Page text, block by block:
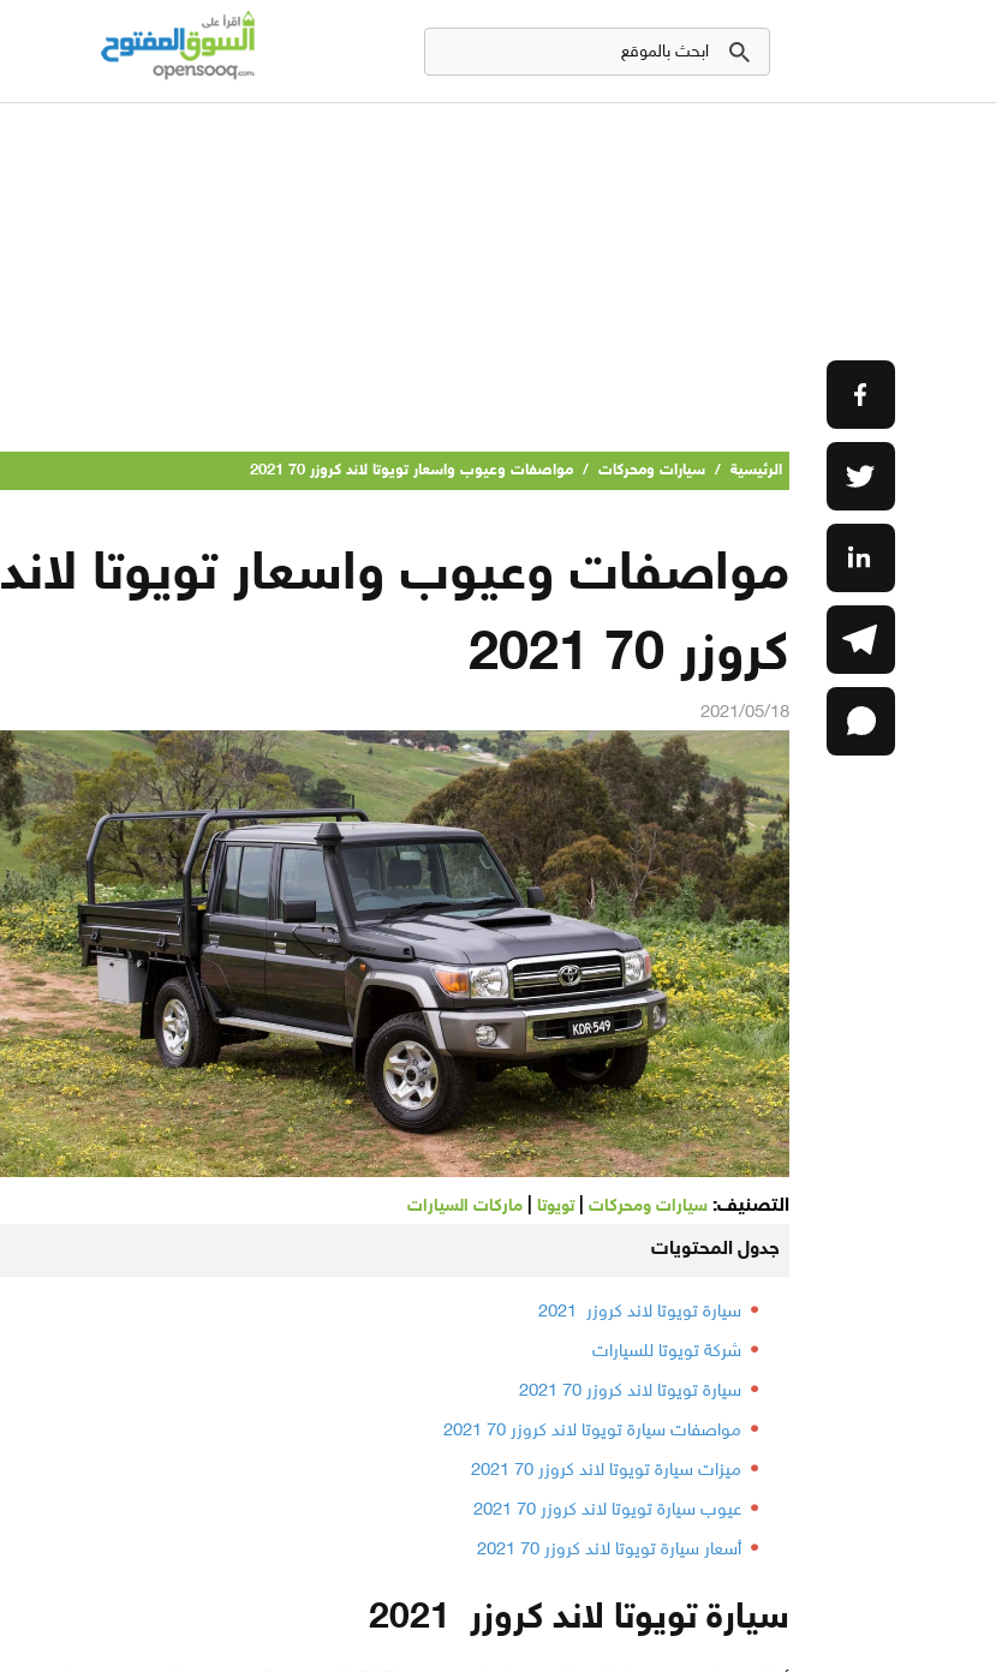
الرئيسية / سيارات ومحركات / مواصفات وعيوب واسعار تويوتا لاند كروزر 70 2021
مواصفات وعيوب واسعار تويوتا لاند
كروزر 70 2021
2021/05/18
التصنيف: سيارات ومحركات |تويوتا ماركات السيارات
جدول المحتويات
سيارة تويوتا لاند كروزر 2021
شركة تويوتا للسيارات
سيارة تويوتا لاند كروزر 70 2021
مواصفات سيارة تويوتا لاند كروزر 70 2021
ميزات سيارة تويوتا لاند كروزر 70 2021
عيوب سيارة تويوتا لاند كروزر 70 2021
أسعار سيارة تويوتا لاند كروزر 70 2021
سيارة تويوتا لاند كروزر 2021